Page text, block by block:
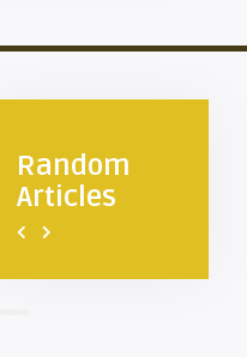
Random
Articles
1admin
Badanie ADOS-2 w